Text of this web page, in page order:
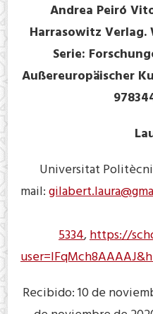
Andrea Peiró
Harrasowitz Verlag.
Serie:
Außereuropäischer
Universitat
mail:
5334,https://
Recibido: 10 de